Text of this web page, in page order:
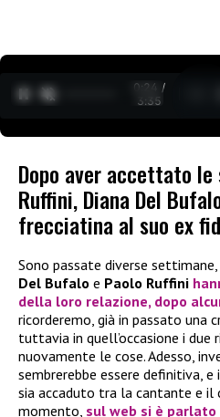
0:24 /
3:35
Dopo aver accettato le
Ruffini, Diana Del
frecciatina al suo ex
Sono passate diverse
Del Bufalo e Paolo Ruffini
della loro relazione, dopo
ricorderemo, già in passato una
tuttavia in quell’occasione i due
nuovamente le cose. Adesso,
sembrerebbe essere definitiva,
sia accaduto tra la cantante e il
momento, sul web si è